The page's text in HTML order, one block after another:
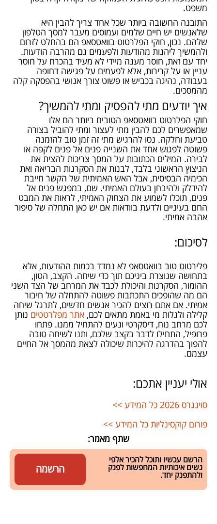
משפט.
התובנה החשובה ביותר שכל אחד צריך להבין היא
שלאנשים יש חיים שלמים ועמוסים מעבר למסך הטלפון
שלהם. נכון, חוקי הפלרטוט בוואטסאפ הם בהחלט לזרום
ולהמשיך ליהנות מהודעות ולפעמים גם מהרבה הודעות.
יחד עם זאת, חוסר מענה מיידי לא מעיד בהכרח על חוסר
עניין או על קרירות, אלא לפעמים על פגישה דחופה
בעבודה, נהיגה בכביש או פשוט צורך אנושי בהפסקה קלה
מהמסכים.
איך יודעים מתי להפסיק ומתי להמשיך?
חוקי הפלרטוט בוואטסאפ הטובים ביותר הם אלו
שמאפשרים לכם להבין מתי לעצור ומתי להוביל בצורה
טביעת וחלקה. נסו להרגיש מתי זה זמן טוב להזמנה
פשוטה לפגוש אחד את השנייה פנים אל פנים לקפה או
לבירה. המילים הכתובות על המסך צריכות להצית את
הניצוץ הראשוני בלבד, לבנות את הסקרנות הבריאה ואת
הכימיה הבסיסית, אבל האש האמיתית של הקשר חייבת
להידלק ולהיבחן בעולם האמיתי. שם, במפגש פנים אל
פנים, תוכלו לשמוע את הצחוק האמיתי, לראות את המבט
החם בעיניים ולדעת בוודאות אם יש כאן התחלה של סיפור
אהבה אמיתי.
לסיכום:
פלירטוט טוב בוואטסאפ לא נמדד בכמות ההודעות, אלא
בתחושה שנוצרת ביניכם תוך כדי שיחה. הקצב, הטון,
ההומור, הסקרנות והיכולת לכבד את המרחב של הצד השני
הם מה שהופכים התכתבות פשוטה להתחלה של חיבור
אמיתי. אם אתם רוצים להכיר אנשים חדשים, לתרגל שיחה
קלילה ולגלות מי באמת מתאים לכם, אתר מפלרטטים נותן
לכם מרחב נוח, דיסקרטי ונעים להתחיל ממנו. פתחו
פרופיל, התחילו לדבר בקצב שלכם, ותנו לשיחה טובה
להפוך בהדרגה להיכרות שיכולה לצאת מהמסך אל החיים
עצמם.
אולי יעניין אתכם:
סוינגרס 2026 כל המידע >>
פורום קוקסינליות כל המידע >>
שתף מאמר:
הרשמה
הרשם עכשיו ותוכל להכיר אלפי
נשים איכותיות המחפשות לפנק
ולהתפנק יחד.